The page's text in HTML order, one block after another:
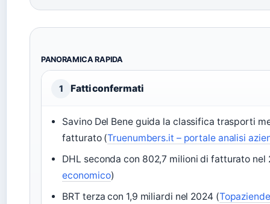
PANORAMICA RAPIDA
1 Fatti confermati
Savino Del Bene guida la classifica trasporti
fatturato (Truenumbers.it – portale analisi
DHL seconda con 802,7 milioni di fatturato nel
economico)
BRT terza con 1,9 miliardi nel 2024 (Topaziende